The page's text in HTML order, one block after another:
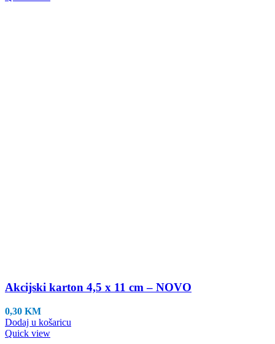
Akcijski karton 4,5 x 11 cm – NOVO
0,30 KM
Dodaj u košaricu
Quick view